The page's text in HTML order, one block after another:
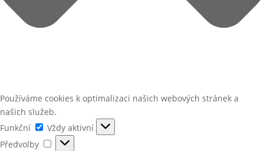
Používáme cookies k optimalizaci našich webových stránek a
našich služeb.
Funkční
Funkční
Vždy aktivní
Předvolby
Předvolby